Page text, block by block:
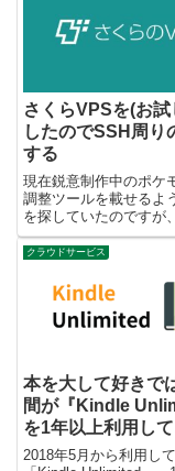
さくらVPSを(お試
したのでSSH周り
する
現在鋭意制作中のポケ
調整ツールを載せるよ
を探していたのですが
ころVPS界でかなり有
らVPSを使用してみる
間。これでPythonを動
て、ダメだったら解約
クラウドサービス
本を大して好きで
間が『Kindle
を1年以上利用し
解約したお話
2018年5月から利用し